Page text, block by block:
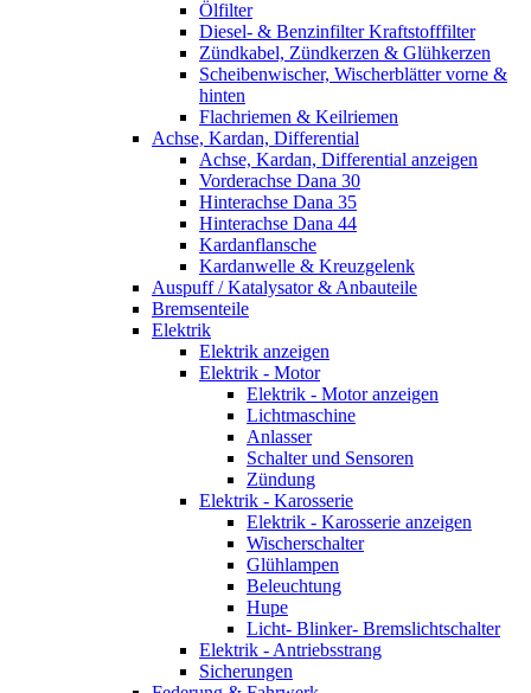
Ölfilter
Diesel- & Benzinfilter Kraftstofffilter
Zündkabel, Zündkerzen & Glühkerzen
Scheibenwischer, Wischerblätter vorne &
hinten
Flachriemen & Keilriemen
Achse, Kardan, Differential
Achse, Kardan, Differential anzeigen
Vorderachse Dana 30
Hinterachse Dana 35
Hinterachse Dana 44
Kardanflansche
Kardanwelle & Kreuzgelenk
Auspuff / Katalysator & Anbauteile
Bremsenteile
Elektrik
Elektrik anzeigen
Elektrik - Motor
Elektrik - Motor anzeigen
Lichtmaschine
Anlasser
Schalter und Sensoren
Zündung
Elektrik - Karosserie
Elektrik - Karosserie anzeigen
Wischerschalter
Glühlampen
Beleuchtung
Hupe
Licht- Blinker- Bremslichtschalter
Elektrik - Antriebsstrang
Sicherungen